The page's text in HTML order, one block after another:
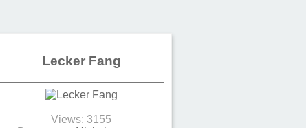
geklaut
Lecker Fang
Views: 3155